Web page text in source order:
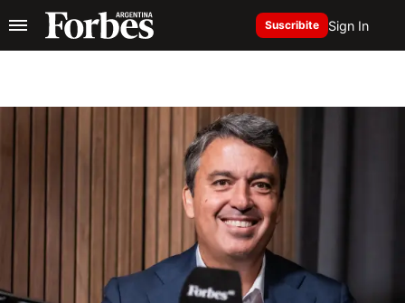
Suscribite Sign In